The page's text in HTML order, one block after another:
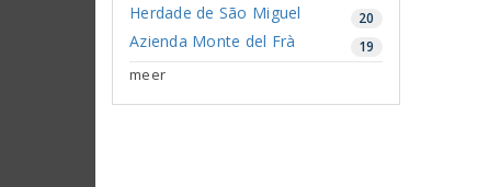
Herdade de São Miguel 20
Azienda Monte del Frà 19
meer